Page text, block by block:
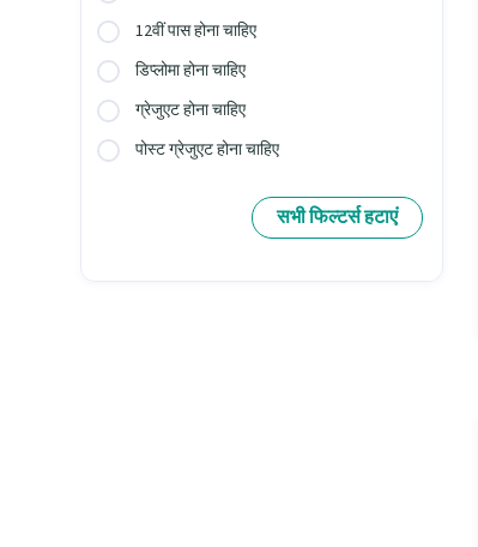
12वीं पास होना चाहिए
डिप्लोमा होना चाहिए
ग्रेजुएट होना चाहिए
पोस्ट ग्रेजुएट होना चाहिए
सभी फिल्टर्स हटाएं